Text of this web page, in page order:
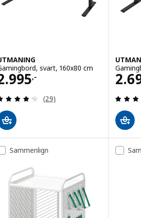
svart, 160x80 cm
,-
2995,-
Gjennomgang: 4.2 av 5
(29)
Pris
Sammenlign